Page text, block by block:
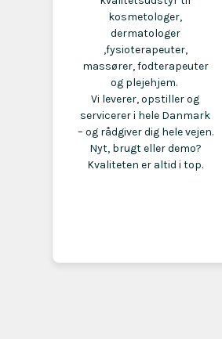
kosmetologer,
dermatologer
,fysioterapeuter,
massører, fodterapeuter
og plejehjem.
Vi leverer, opstiller og
servicerer i hele Danmark
– og rådgiver dig hele vejen.
Nyt, brugt eller demo?
Kvaliteten er altid i top.